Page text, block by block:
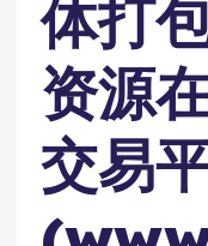
体打
资源
交易